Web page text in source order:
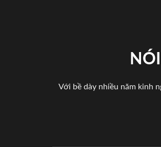
Với bề dày nhiều năm kinh